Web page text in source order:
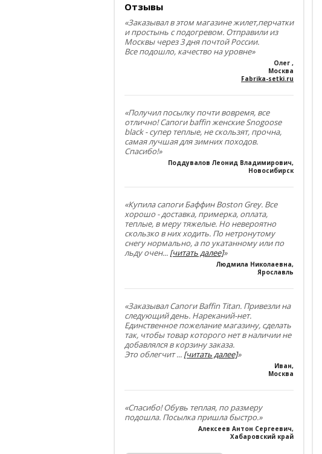
Отзывы
«Заказывал в этом магазине жилет,перчатки
и простынь с подогревом. Отправили из
Москвы через 3 дня почтой России.
Все подошло, качество на уровне»
Олег ,
Москва
Fabrika-setki.ru
«Получил посылку почти вовремя, все
отлично! Сапоги baffin женские Snogoose
black - супер теплые, не скользят, прочна,
самая лучшая для зимних походов.
Спасибо!»
Поддувалов Леонид Владимирович,
Новосибирск
«Купила сапоги Баффин Boston Grey. Все
хорошо - доставка, примерка, оплата,
теплые, в меру тяжелые. Но невероятно
скользко в них ходить. По нетронутому
снегу нормально, а по укатанному или по
льду очен... [читать далее]»
Людмила Николаевна,
Ярославль
«Заказывал Сапоги Baffin Titan. Привезли на
следующий день. Нареканий-нет.
Единственное пожелание магазину, сделать
так, чтобы товар которого нет в наличии не
добавлялся в корзину заказа.
Это облегчит... [читать далее]»
Иван,
Москва
«Спасибо! Обувь теплая, по размеру
подошла. Посылка пришла быстро.»
Алексеев Антон Сергеевич,
Хабаровский край